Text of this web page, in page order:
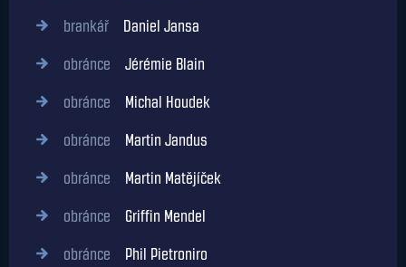
brankář Daniel Jansa
obránce Jérémie Blain
obránce Michal Houdek
obránce Martin Jandus
obránce Martin Matějíček
obránce Griffin Mendel
obránce Phil Pietroniro